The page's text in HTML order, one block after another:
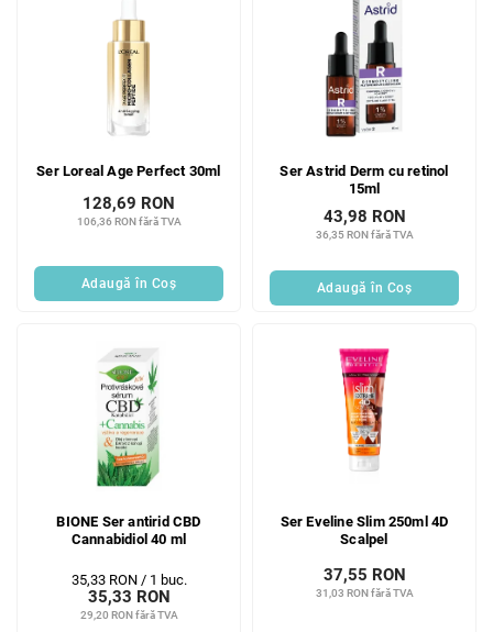
Ser Loreal Age Perfect 30ml
106,36 RON fără TVA
128,69 RON
Adaugă în Coş
Ser Astrid Derm cu retinol
15ml
36,35 RON fără TVA
43,98 RON
Adaugă în Coş
BIONE Ser antirid CBD
Cannabidiol 40 ml
29,20 RON fără TVA
35,33 RON
Evaluare
preţ:
35,33 RON / 1 buc.
Ser Eveline Slim 250ml 4D
Scalpel
31,03 RON fără TVA
37,55 RON